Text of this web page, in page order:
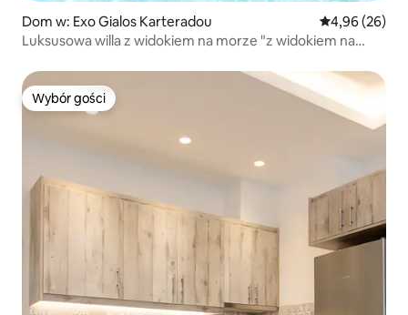
Dom w: Exo Gialos Karteradou Średnia
4,96 (26)
Luksusowa willa z widokiem na morze "z widokiem na
Wybór gości
Wybór gości